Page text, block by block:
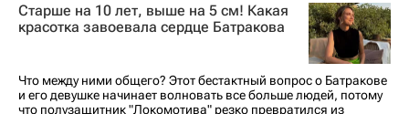
Альбасете
Сегунда
Старше на 10 лет, выше на 5 см! Какая
красотка завоевала сердце Батракова
Что между ними общего? Этот бестактный вопрос о Батракове
и его девушке начинает волновать все больше людей, потому
что полузащитник "Локомотива" резко превратился из